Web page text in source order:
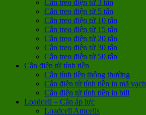
Cân treo điện tử 3 tấn
Cân treo điện tử 5 tấn
Cân treo điện tử 10 tấn
Cân treo điện tử 15 tấn
Cân treo điện tử 20 tấn
Cân treo điện tử 30 tấn
Cân treo điện tử 50 tấn
Cân điện tử tính tiền
Cân tính tiền thông thường
Cân điện tử tính tiền in mã vạch
Cân điện tử tính tiền in bill
Loadcell – Cân áp lực
Loadcell Amcells